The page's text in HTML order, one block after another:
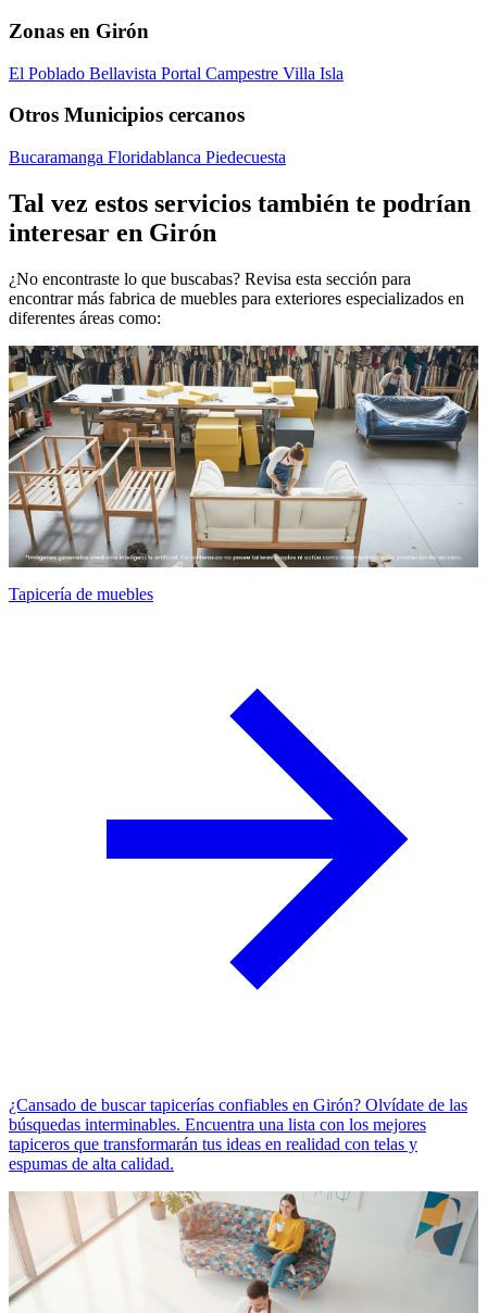
Zonas en Girón
El Poblado Bellavista Portal Campestre Villa Isla
Otros Municipios cercanos
Bucaramanga Floridablanca Piedecuesta
Tal vez estos servicios también te podrían
interesar en Girón
¿No encontraste lo que buscabas? Revisa esta sección para
encontrar más fabrica de muebles para exteriores especializados en
diferentes áreas como:
Tapicería de muebles
¿Cansado de buscar tapicerías confiables en Girón? Olvídate de las
búsquedas interminables. Encuentra una lista con los mejores
tapiceros que transformarán tus ideas en realidad con telas y
espumas de alta calidad.